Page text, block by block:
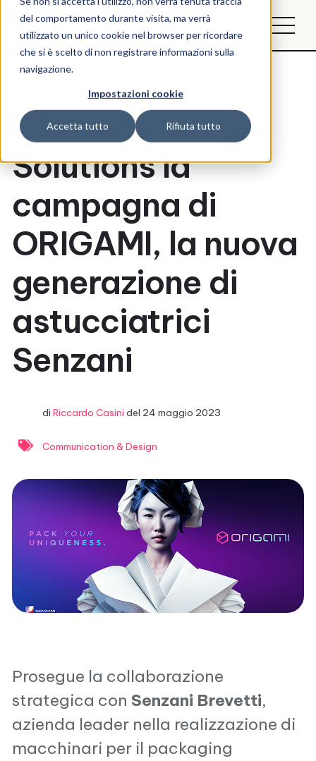
del comportamento durante visita, ma verrà
utilizzato un unico cookie nel browser per ricordare
che si è scelto di non registrare informazioni sulla
navigazione.
Impostazioni cookie
Accetta tutto Rifiuta tutto
È firmata Integra
Solutions la
campagna di
ORIGAMI, la nuova
generazione di
astucciatrici
Senzani
di Riccardo Casini del 24 maggio 2023
Communication & Design
Prosegue la collaborazione
strategica con Senzani Brevetti,
azienda leader nella realizzazione di
macchinari per il packaging